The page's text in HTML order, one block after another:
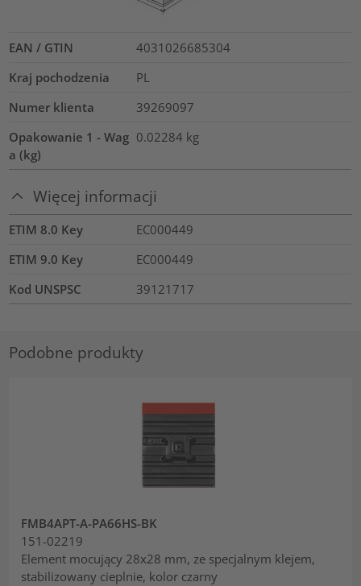
EAN / GTIN
4031026685304
Kraj pochodzenia
PL
Numer klienta
39269097
Opakowanie 1 - Wag
a (kg)
0.02284 kg
Więcej informacji
ETIM 8.0 Key
EC000449
ETIM 9.0 Key
EC000449
Kod UNSPSC
39121717
Podobne produkty
FMB4APT-A-PA66HS-BK
151-02219
Element mocujący 28x28 mm, ze specjalnym klejem,
stabilizowany cieplnie, kolor czarny